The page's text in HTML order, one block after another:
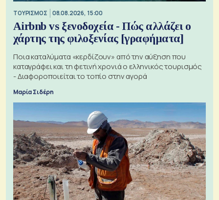
ΤΟΥΡΙΣΜΟΣ 08.08.2026, 15:00
Airbnb vs ξενοδοχεία - Πώς αλλάζει ο
χάρτης της φιλοξενίας [γραφήματα]
Ποια καταλύματα «κερδίζουν» από την αύξηση που
καταγράφει και τη φετινή χρονιά ο ελληνικός τουρισμός
- Διαφοροποιείται το τοπίο στην αγορά
Μαρία Σιδέρη